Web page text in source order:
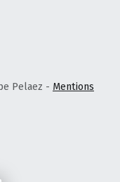
Pelaez - Mentions